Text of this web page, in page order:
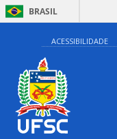
BRASIL
ACESSIBILIDADE